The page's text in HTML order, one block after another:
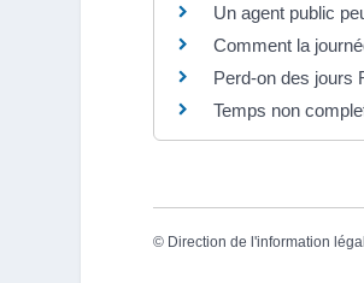
Un agent public
Comment la
Perd-on des jours
Temps non
© Direction de l'information